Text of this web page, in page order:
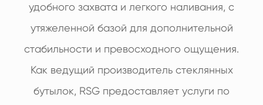
удобного захвата и легкого наливания, с
утяжеленной базой для дополнительной
стабильности и превосходного ощущения.
Как ведущий производитель стеклянных
бутылок, RSG предоставляет услуги по